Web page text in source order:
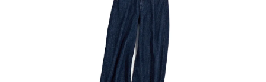
HO
TEL
な
の？
」